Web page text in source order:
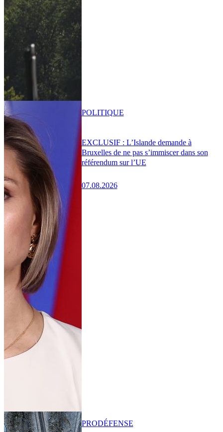
EXCLUSIF : L’Islande demande à
Bruxelles de ne pas s’immiscer dans son
référendum sur l’UE
07.08.2026
POLITIQUE
PRODÉFENSE